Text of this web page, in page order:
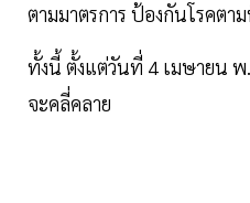
ตามมาตรการ ป้องกันโรคตา
ทั้งนี้ ตั้งแต่วันที่ 4 เมษายน
จะคลี่คลาย